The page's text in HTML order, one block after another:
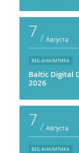
7 / Августа
ВЕБ-АНАЛИТИКА
Baltic Digital
2026
7 / Августа
ВЕБ-АНАЛИТИКА